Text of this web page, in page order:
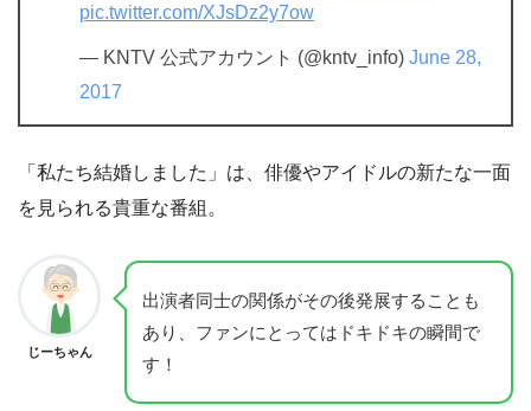
pic.twitter.com/XJsDz2y7ow
— KNTV 公式アカウント (@kntv_info) June 28,
2017
「私たち結婚しました」は、俳優やアイドルの新たな一面
を見られる貴重な番組。
じーちゃん
出演者同士の関係がその後発展することも
あり、ファンにとってはドキドキの瞬間で
す！